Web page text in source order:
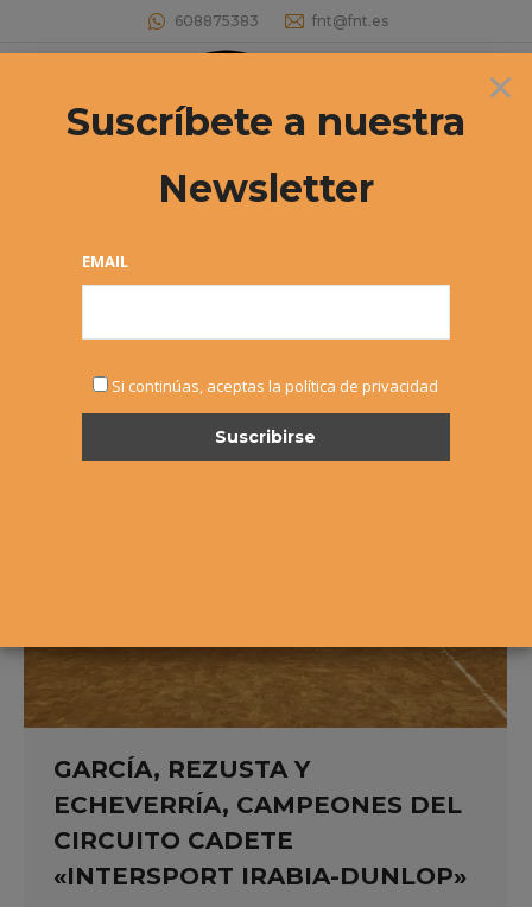
608875383 fnt@fnt.es
Buscar:
Categoría:Cadete
GARCÍA, REZUSTA Y
ECHEVERRÍA, CAMPEONES DEL
CIRCUITO CADETE
«INTERSPORT IRABIA-DUNLOP»
×
Suscríbete a nuestra
Newsletter
EMAIL
Si continúas, aceptas la política de privacidad